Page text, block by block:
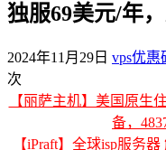
独服69美元/年
2024年11月29日 vps优惠
次
【丽萨主机】美国原生
备，
【iPraft】全球isp服务